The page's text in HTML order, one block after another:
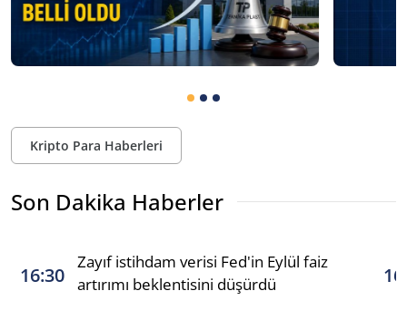
Kripto Para Haberleri
Son Dakika Haberler
16:30
Zayıf istihdam verisi Fed'in Eylül faiz
artırımı beklentisini düşürdü